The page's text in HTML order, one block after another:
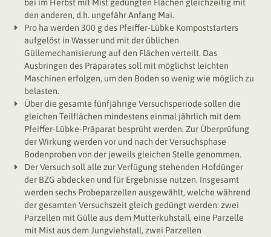
bei im Herbst mit Mist gedüngten Flächen gleichzeitig mit
den anderen, d.h. ungefähr Anfang Mai.
Pro ha werden 300 g des Pfeiffer-Lübke Kompoststarters
aufgelöst in Wasser und mit der üblichen
Güllemechanisierung auf den Flächen verteilt. Das
Ausbringen des Präparates soll mit möglichst leichten
Maschinen erfolgen, um den Boden so wenig wie möglich zu
belasten.
Über die gesamte fünfjährige Versuchsperiode sollen die
gleichen Teilflächen mindestens einmal jährlich mit dem
Pfeiffer-Lübke-Präparat besprüht werden. Zur Überprüfung
der Wirkung werden vor und nach der Versuchsphase
Bodenproben von der jeweils gleichen Stelle genommen.
Der Versuch soll alle zur Verfügung stehenden Hofdünger
der BZG abdecken und für Ergebnisse nutzen. Insgesamt
werden sechs Probeparzellen ausgewählt, welche während
der gesamten Versuchszeit gleich gedüngt werden: zwei
Parzellen mit Gülle aus dem Mutterkuhstall, eine Parzelle
mit Mist aus dem Jungviehstall, zwei Parzellen